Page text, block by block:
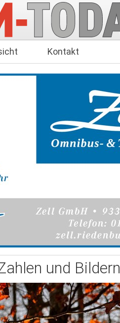
Kontakt
und Bildern